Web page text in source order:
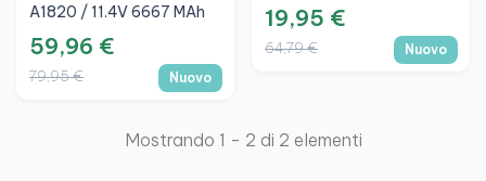
A1820 / 11.4V 6667 MAh
59,96 €
79,95 € Nuovo
19,95 €
64,79 € Nuovo
Mostrando 1 - 2 di 2 elementi